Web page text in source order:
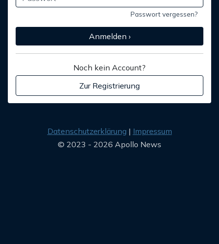
Passwort vergessen?
Anmelden ›
Noch kein Account?
Zur Registrierung
Datenschutzerklärung
Impressum
© 2023 - 2026 Apollo News